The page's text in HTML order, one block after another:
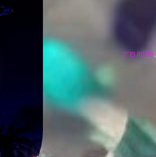
,מסיבות פורים